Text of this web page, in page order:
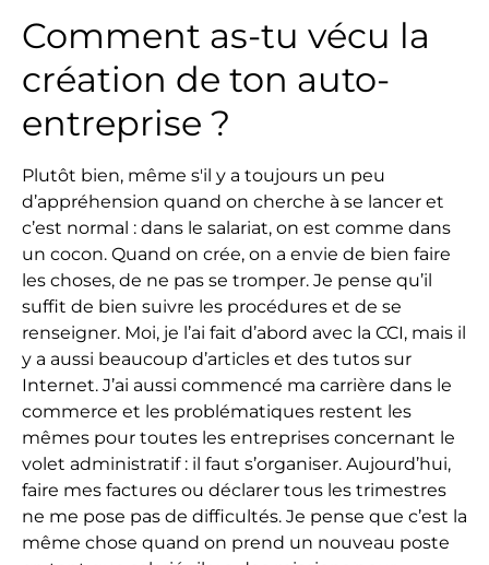
Comment as-tu vécu la
création de ton auto-
entreprise ?
Plutôt bien, même s'il y a toujours un peu
d’appréhension quand on cherche à se lancer et
c’est normal : dans le salariat, on est comme dans
un cocon. Quand on crée, on a envie de bien faire
les choses, de ne pas se tromper. Je pense qu’il
suffit de bien suivre les procédures et de se
renseigner. Moi, je l’ai fait d’abord avec la CCI, mais il
y a aussi beaucoup d’articles et des tutos sur
Internet. J’ai aussi commencé ma carrière dans le
commerce et les problématiques restent les
mêmes pour toutes les entreprises concernant le
volet administratif : il faut s’organiser. Aujourd’hui,
faire mes factures ou déclarer tous les trimestres
ne me pose pas de difficultés. Je pense que c’est la
même chose quand on prend un nouveau poste